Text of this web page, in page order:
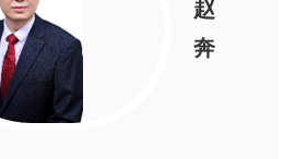
赵
奔